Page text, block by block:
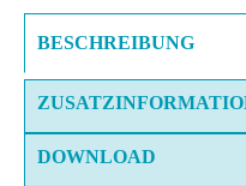
BESCHREIBUNG
DOWNLOAD